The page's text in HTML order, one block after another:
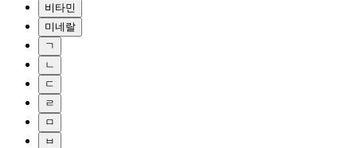
비타민
미네랄
ㄱ
ㄴ
ㄷ
ㄹ
ㅁ
ㅂ